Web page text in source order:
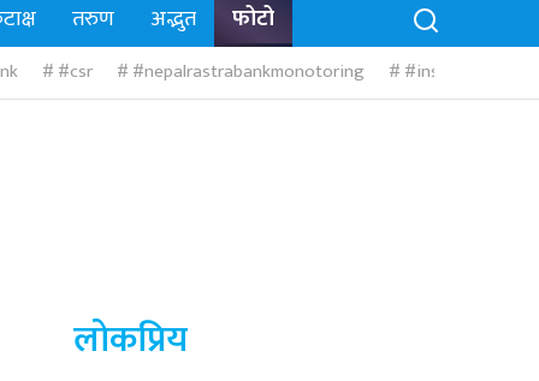
तरुण अद्भुत फोटो
#csr #nepalrastrabankmonotoring #insurance
लोकप्रिय